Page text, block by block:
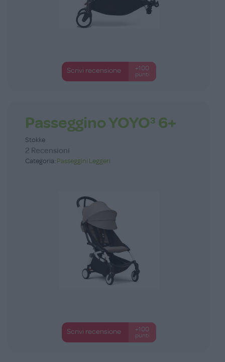
Scrivi recensione
+100
punti
Passeggino YOYO³ 6+
Stokke
2 Recensioni
Categoria: Passeggini Leggeri
Scrivi recensione
+100
punti